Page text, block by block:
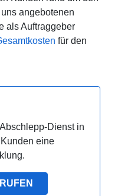
angebotenen
als Auftraggeber
für den
Dienst in
eine